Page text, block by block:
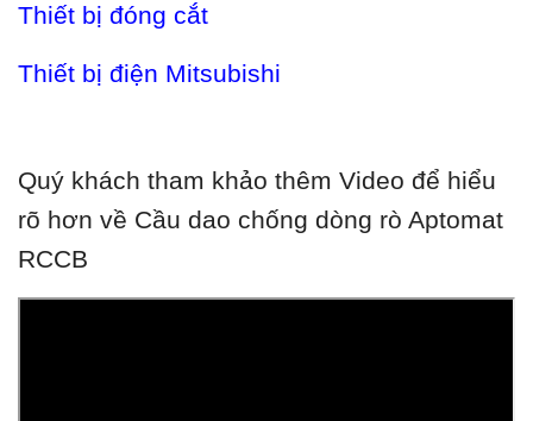
Thiết bị đóng cắt
Thiết bị điện Mitsubishi
Quý khách tham khảo thêm Video để hiểu
rõ hơn về Cầu dao chống dòng rò Aptomat
RCCB